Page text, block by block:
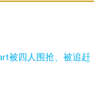
被四人围抢、被追赶